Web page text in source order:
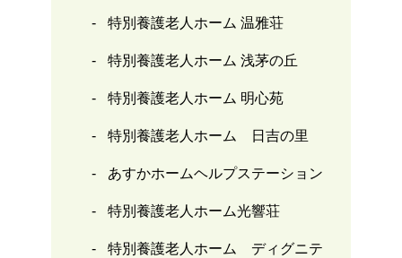
特別養護老人ホーム 温雅荘
特別養護老人ホーム 浅茅の丘
特別養護老人ホーム 明心苑
特別養護老人ホーム 日吉の里
あすかホームヘルプステーション
特別養護老人ホーム光響荘
特別養護老人ホーム ディグニテ